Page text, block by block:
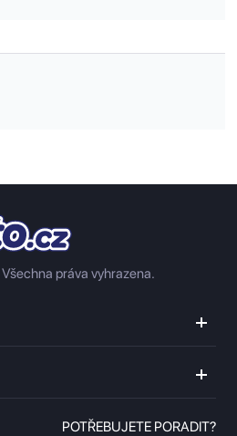
Všechna práva vyhrazena.
POTŘEBUJETE PORADIT?